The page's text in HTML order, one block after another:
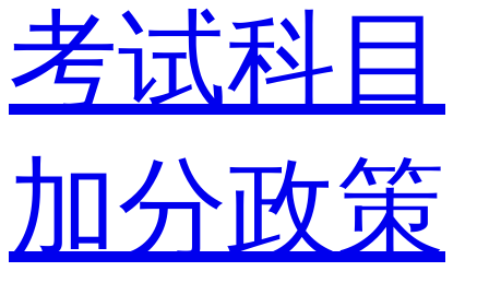
考试科目
加分政策